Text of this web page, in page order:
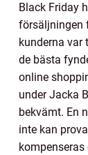
Black Friday
försäljningen
kunderna var
de bästa
online
under Jacka
bekvämt. En
inte kan